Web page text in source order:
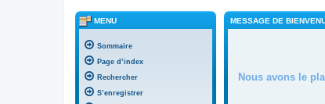
MESSAGE DE
Nous avons le
MENU
Sommaire
Page d’index
Rechercher
S’enregistrer